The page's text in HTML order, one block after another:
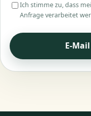
Ich stimme zu, dass
Anfrage verarbeitet
E-